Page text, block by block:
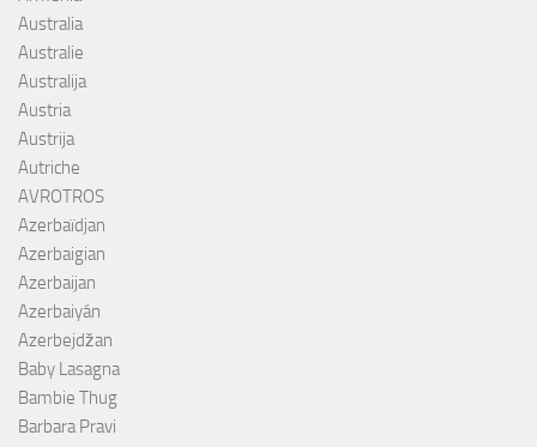
Australia
Australie
Australija
Austria
Austrija
Autriche
AVROTROS
Azerbaïdjan
Azerbaigian
Azerbaijan
Azerbaiyán
Azerbejdžan
Baby Lasagna
Bambie Thug
Barbara Pravi